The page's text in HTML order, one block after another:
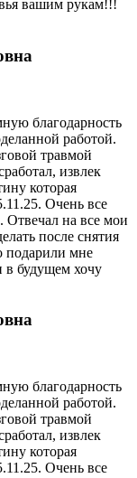
вашим рукам!!!
благодарность
работой.
травмой
извлек
которая
Очень все
Отвечал на все мои
после снятия
подарили мне
в будущем хочу
благодарность
работой.
травмой
извлек
которая
Очень все